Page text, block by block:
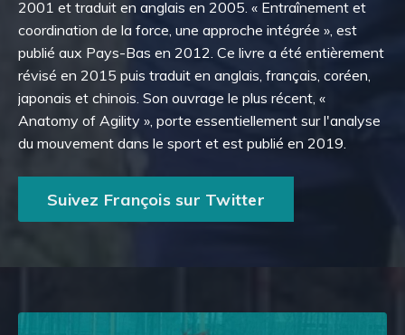
2001 et traduit en anglais en 2005. « Entraînement et
coordination de la force, une approche intégrée », est
publié aux Pays-Bas en 2012. Ce livre a été entièrement
révisé en 2015 puis traduit en anglais, français, coréen,
japonais et chinois. Son ouvrage le plus récent, «
Anatomy of Agility », porte essentiellement sur l'analyse
du mouvement dans le sport et est publié en 2019.
Suivez François sur Twitter